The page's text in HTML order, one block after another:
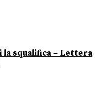
squalifica – Lettera